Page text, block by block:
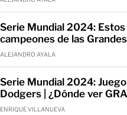
Serie Mundial 2024:
campeones de las
ALEJANDRO AYALA
Serie Mundial 2024:
Dodgers | ¿Dónde ver
ENRIQUE VILLANUEVA